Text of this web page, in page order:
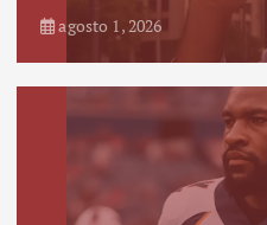
agosto 1, 2026